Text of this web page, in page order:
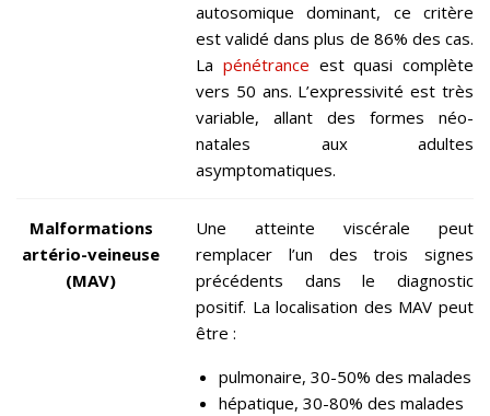
autosomique dominant, ce critère
est validé dans plus de 86% des cas.
La pénétrance est quasi complète
vers 50 ans. L’expressivité est très
variable, allant des formes néo-
natales aux adultes
asymptomatiques.
Malformations
artério-veineuse
(MAV)
Une atteinte viscérale peut
remplacer l’un des trois signes
précédents dans le diagnostic
positif. La localisation des MAV peut
être :
pulmonaire, 30-50% des malades
hépatique, 30-80% des malades